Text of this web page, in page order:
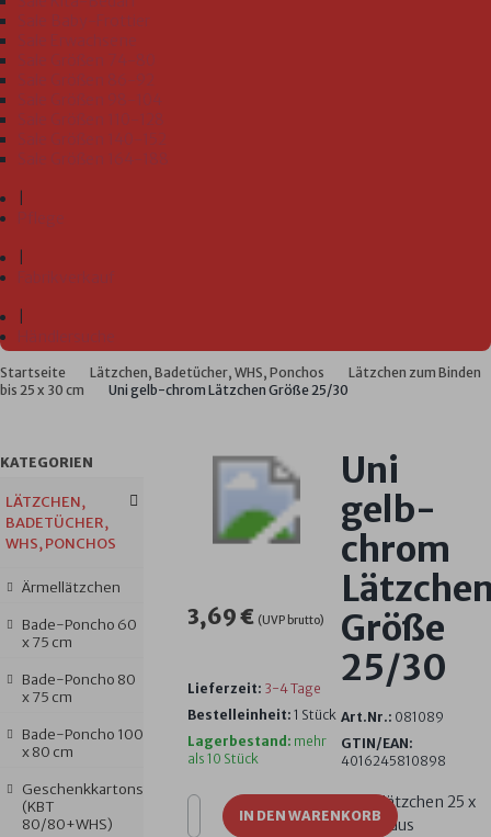
Startseite Lätzchen, Badetücher, WHS, Ponchos
Lätzchen zum Binden
bis 25 x 30 cm
Uni gelb-chrom Lätzchen Größe 25/30
KATEGORIEN
LÄTZCHEN,
BADETÜCHER,
WHS, PONCHOS
Ärmellätzchen
Bade-Poncho 60
x 75 cm
Bade-Poncho 80
x 75 cm
Bade-Poncho 100
x 80 cm
Geschenkkartons
(KBT
80/80+WHS)
Uni
gelb-
chrom
Größe
25/30
Art.Nr.: 081089
GTIN/EAN:
4016245810898
Bindelätzchen 25 x
30 cm aus
3,69 € (UVP brutto)
Lieferzeit: 3-4 Tage
Bestelleinheit: 1 Stück
Lagerbestand: mehr
als 10 Stück
IN DEN WARENKORB